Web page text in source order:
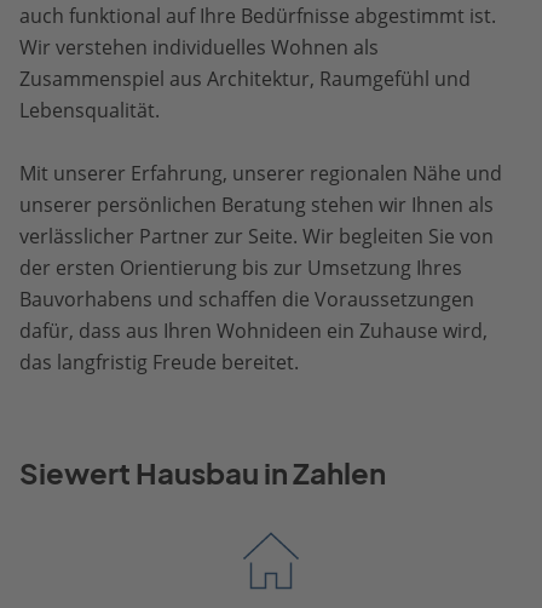
auch funktional auf Ihre Bedürfnisse abgestimmt ist.
Wir verstehen individuelles Wohnen als
Zusammenspiel aus Architektur, Raumgefühl und
Lebensqualität.
Mit unserer Erfahrung, unserer regionalen Nähe und
unserer persönlichen Beratung stehen wir Ihnen als
verlässlicher Partner zur Seite. Wir begleiten Sie von
der ersten Orientierung bis zur Umsetzung Ihres
Bauvorhabens und schaffen die Voraussetzungen
dafür, dass aus Ihren Wohnideen ein Zuhause wird,
das langfristig Freude bereitet.
Siewert Hausbau in Zahlen